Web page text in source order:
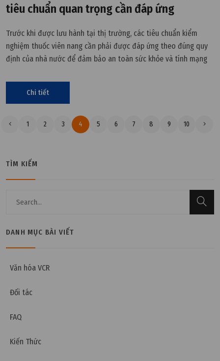
tiêu chuẩn quan trọng cần đáp ứng
Trước khi được lưu hành tại thị trường, các tiêu chuẩn kiểm
nghiệm thuốc viên nang cần phải được đáp ứng theo đúng quy
định của nhà nước để đảm bảo an toàn sức khỏe và tính mạng
Chi tiết
1 2 3 4 5 6 7 8 9 10
TÌM KIẾM
DANH MỤC BÀI VIẾT
Văn hóa VCR
Đối tác
FAQ
Kiến Thức